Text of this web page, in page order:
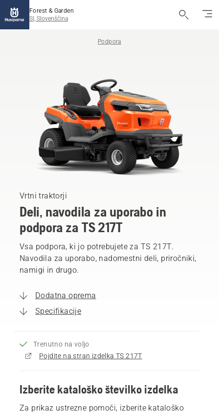
Forest & Garden
SI, Slovenščina
Podpora
Vrtni traktorji
Deli, navodila za uporabo in
podpora za TS 217T
Vsa podpora, ki jo potrebujete za TS 217T.
Navodila za uporabo, nadomestni deli, priročniki,
namigi in drugo.
Dodatna oprema
Specifikacije
Trenutno na voljo
Pojdite na stran izdelka TS 217T
Izberite kataloško številko izdelka
Za prikaz ustrezne pomoči, izberite kataloško